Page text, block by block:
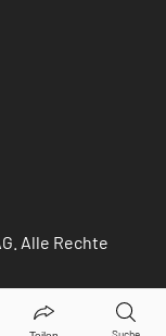
Alle Rechte